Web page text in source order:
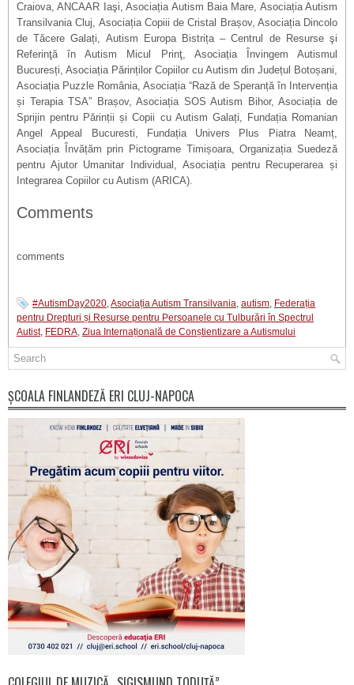
Craiova, ANCAAR Iaşi, Asociația Autism Baia Mare, Asociația Autism
Transilvania Cluj, Asociația Copiii de Cristal Brașov, Asociația Dincolo
de Tăcere Galați, Autism Europa Bistrița – Centrul de Resurse şi
Referinţă în Autism Micul Prinţ, Asociația Învingem Autismul
Bucuresți, Asociația Părinților Copiilor cu Autism din Județul Botoșani,
Asociația Puzzle România, Asociația “Rază de Speranță în Intervenția
și Terapia TSA” Brașov, Asociația SOS Autism Bihor, Asociația de
Sprijin pentru Părinții și Copii cu Autism Galați, Fundația Romanian
Angel Appeal Bucuresti, Fundația Univers Plus Piatra Neamț,
Asociația Învățăm prin Pictograme Timișoara, Organizația Suedeză
pentru Ajutor Umanitar Individual, Asociația pentru Recuperarea și
Integrarea Copiilor cu Autism (ARICA).
Comments
comments
#AutismDay2020,Asociația Autism Transilvania, autism, Federația
pentru Drepturi și Resurse pentru Persoanele cu Tulburări în Spectrul
Autist, FEDRA, Ziua Internațională de Conștientizare a Autismului
ȘCOALA FINLANDEZĂ ERI CLUJ-NAPOCA